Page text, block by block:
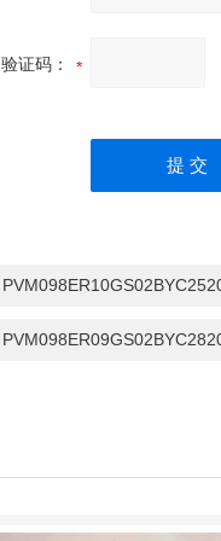
验证码：